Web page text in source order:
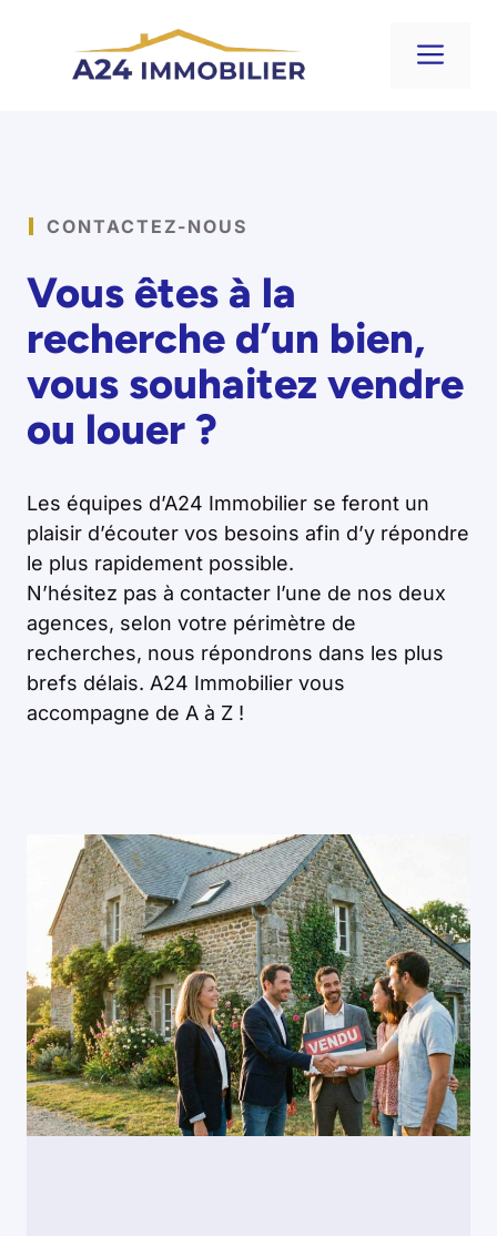
contenu
CONTACTEZ-NOUS
Vous êtes à la
recherche d’un bien,
vous souhaitez vendre
ou louer ?
Les équipes d’A24 Immobilier se feront un
plaisir d’écouter vos besoins afin d’y répondre
le plus rapidement possible.
N’hésitez pas à contacter l’une de nos deux
agences, selon votre périmètre de
recherches, nous répondrons dans les plus
brefs délais. A24 Immobilier vous
accompagne de A à Z !